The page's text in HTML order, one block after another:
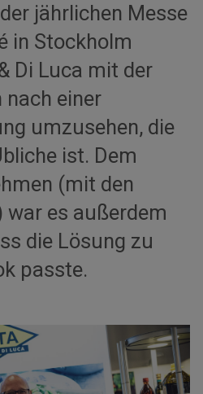
jährlichen Messe
in Stockholm
Di Luca mit der
nach einer
umzusehen, die
ist. Dem
(mit den
es außerdem
die Lösung zu
passte.